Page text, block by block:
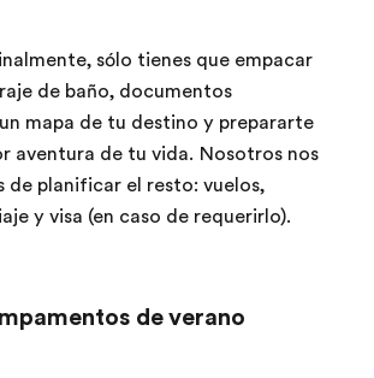
sólo tienes que empacar
de baño, documentos
mapa de tu destino y prepararte
aventura de tu vida. Nosotros nos
de planificar el resto: vuelos,
y visa (en caso de requerirlo).
de verano